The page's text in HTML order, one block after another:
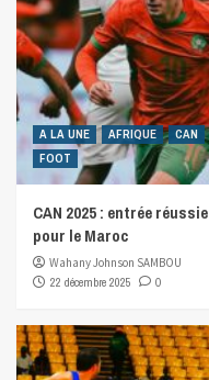
A LA UNE AFRIQUE
CAN
FOOT
CAN 2025 : entrée réussie
pour le Maroc
Wahany Johnson SAMBOU
22 décembre 2025
0